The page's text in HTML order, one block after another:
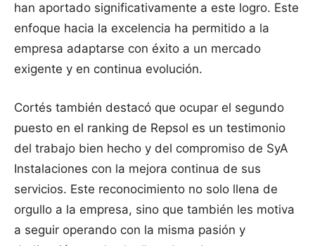
han aportado significativamente a este logro. Este
enfoque hacia la excelencia ha permitido a la
empresa adaptarse con éxito a un mercado
exigente y en continua evolución.
Cortés también destacó que ocupar el segundo
puesto en el ranking de Repsol es un testimonio
del trabajo bien hecho y del compromiso de SyA
Instalaciones con la mejora continua de sus
servicios. Este reconocimiento no solo llena de
orgullo a la empresa, sino que también les motiva
a seguir operando con la misma pasión y